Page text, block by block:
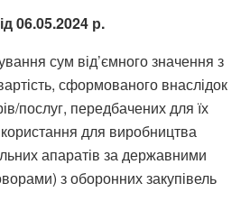
06.05.2024 р.
сум від’ємного значення з
сформованого внаслідок
послуг, передбачених для їх
для виробництва
апаратів за державними
з оборонних закупівель